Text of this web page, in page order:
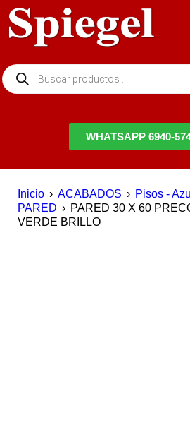
WHATSAPP 6940-
Inicio › ACABADOS › Pisos -
PARED › PARED 30 X 60
VERDE BRILLO